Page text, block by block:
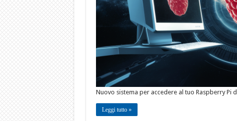
Nuovo sistema per accedere al tuo Raspberry Pi
Leggi tutto »